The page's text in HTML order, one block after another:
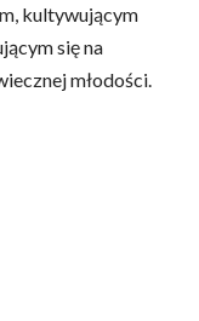
kultywującym
się na
młodości.